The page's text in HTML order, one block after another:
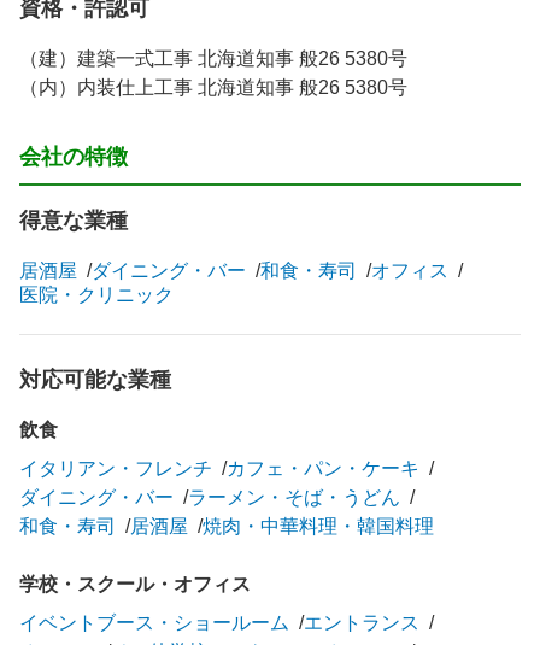
資格・許認可
（建）建築一式工事 北海道知事 般26 5380号
（内）内装仕上工事 北海道知事 般26 5380号
会社の特徴
得意な業種
居酒屋 ダイニング・バー 和食・寿司
オフィス
医院・クリニック
対応可能な業種
飲食
イタリアン・フレンチ
カフェ・パン・ケーキ
ダイニング・バー
ラーメン・そば・うどん
和食・寿司
居酒屋 焼肉・中華料理・韓国料理
学校・スクール・オフィス
イベントブース・ショールーム
エントランス